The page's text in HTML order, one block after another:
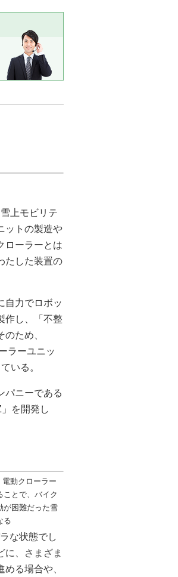
上モビリテ
ットの製造や
ローラーとは
たした装置の
自力でロボッ
作し、「不整
ため、
ラーユニッ
いる。
パニーである
を開発し
動クローラー
ことで、バイク
が困難だった雪
る
な状態でし
に、さまざま
る場合や、